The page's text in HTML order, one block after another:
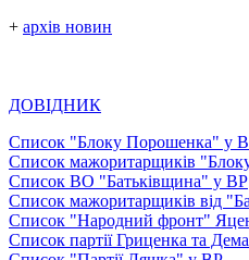
+ архів новин
ДОВІДНИК
Список "Блоку Порошенка" у
Список мажоритарщиків
Список ВО "Батьківщина" у ВР
Список мажоритарщиків від
Список "Народний фронт"
Список партії Гриценка та